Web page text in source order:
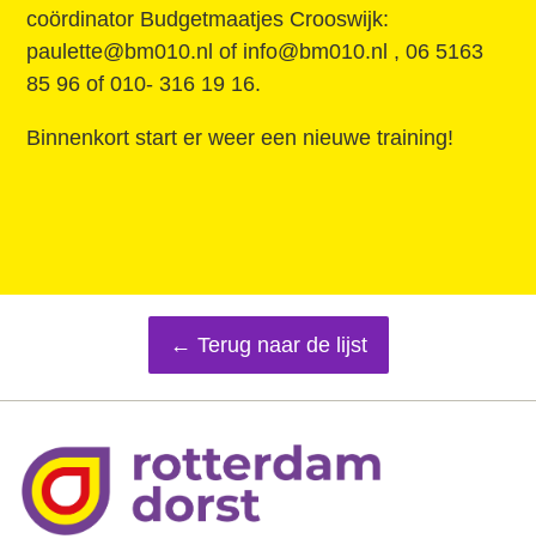
coördinator Budgetmaatjes Crooswijk:
paulette@bm010.nl of info@bm010.nl , 06 5163
85 96 of 010- 316 19 16.
Binnenkort start er weer een nieuwe training!
← Terug naar de lijst